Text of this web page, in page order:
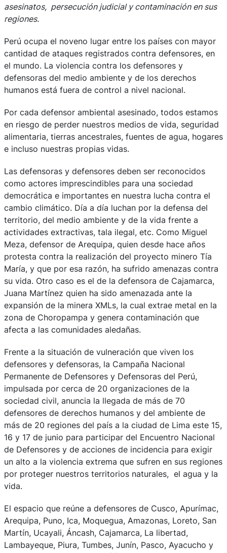
asesinatos, persecución judicial y contaminación en sus
regiones.
Perú ocupa el noveno lugar entre los países con mayor
cantidad de ataques registrados contra defensores, en
el mundo. La violencia contra los defensores y
defensoras del medio ambiente y de los derechos
humanos está fuera de control a nivel nacional.
Por cada defensor ambiental asesinado, todos estamos
en riesgo de perder nuestros medios de vida, seguridad
alimentaria, tierras ancestrales, fuentes de agua, hogares
e incluso nuestras propias vidas.
Las defensoras y defensores deben ser reconocidos
como actores imprescindibles para una sociedad
democrática e importantes en nuestra lucha contra el
cambio climático. Día a día luchan por la defensa del
territorio, del medio ambiente y de la vida frente a
actividades extractivas, tala ilegal, etc. Como Miguel
Meza, defensor de Arequipa, quien desde hace años
protesta contra la realización del proyecto minero Tía
María, y que por esa razón, ha sufrido amenazas contra
su vida. Otro caso es el de la defensora de Cajamarca,
Juana Martínez quien ha sido amenazada ante la
expansión de la minera XMLs, la cual extrae metal en la
zona de Choropampa y genera contaminación que
afecta a las comunidades aledañas.
Frente a la situación de vulneración que viven los
defensores y defensoras, la Campaña Nacional
Permanente de Defensores y Defensoras del Perú,
impulsada por cerca de 20 organizaciones de la
sociedad civil, anuncia la llegada de más de 70
defensores de derechos humanos y del ambiente de
más de 20 regiones del país a la ciudad de Lima este 15,
16 y 17 de junio para participar del Encuentro Nacional
de Defensores y de acciones de incidencia para exigir
un alto a la violencia extrema que sufren en sus regiones
por proteger nuestros territorios naturales, el agua y la
vida.
El espacio que reúne a defensores de Cusco, Apurímac,
Arequipa, Puno, Ica, Moquegua, Amazonas, Loreto, San
Martín, Ucayali, Áncash, Cajamarca, La libertad,
Lambayeque, Piura, Tumbes, Junín, Pasco, Ayacucho y